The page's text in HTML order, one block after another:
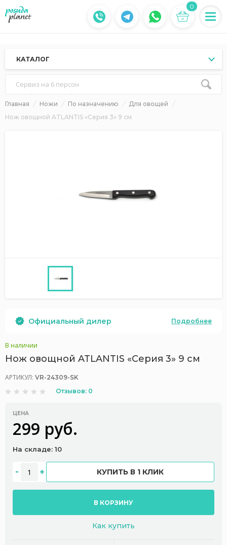
0
КАТАЛОГ
Сервиз на 6 персон
Главная Ножи По назначению
Для овощей
Нож овощной ATLANTIS «Серия 3» 9 см
Официальный дилер Подробнее
В наличии
Нож овощной ATLANTIS «Серия 3» 9 см
АРТИКУЛ: VR-24309-SK
Отзывов: 0
ЦЕНА
299 руб.
На складе: 10
КУПИТЬ В 1 КЛИК
В КОРЗИНУ
Как купить